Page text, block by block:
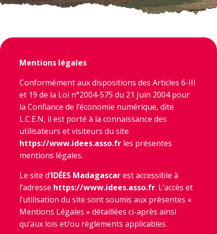
Mentions légales
Conformément aux dispositions des Articles 6-III
et 19 de la Loi n°2004-575 du 21 Juin 2004 pour
la Confiance de l’économie numérique, dite
L.C.E.N, il est porté à la connaissance des
utilisateurs et visiteurs du site
https://www.idees.asso.fr les présentes
mentions légales.
Le site d’IDÉES Madagascarest accessible à
l’adresse https://www.idees.asso.fr. L’accès et
l’utilisation du site sont soumis aux présentes «
Mentions Légales » détaillées ci-après ainsi
qu’aux lois et/ou règlements applicables.